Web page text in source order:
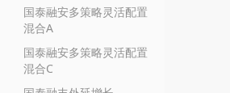
国泰融安多策略灵活配置
混合A
国泰融安多策略灵活配置
混合C